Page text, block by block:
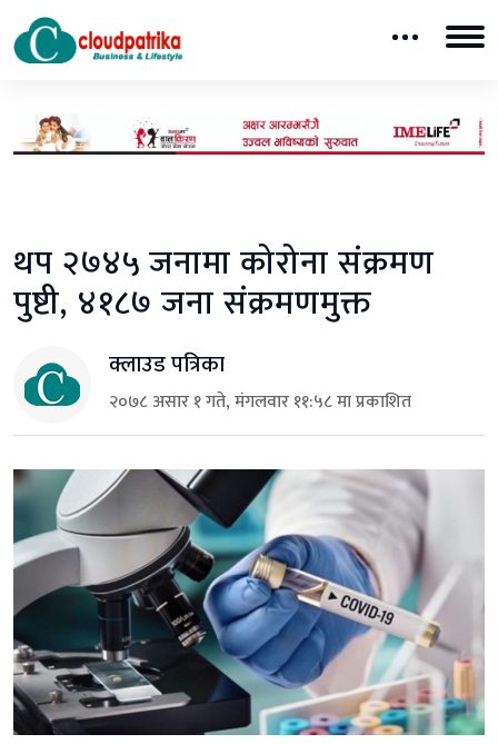
थप २७४५ जनामा कोरोना संक्रमण
पुष्टी, ४१८७ जना संक्रमणमुक्त
क्लाउड पत्रिका
२०७८ असार १ गते, मंगलवार ११:५८ मा प्रकाशित